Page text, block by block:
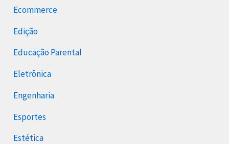
Ecommerce
Edição
Educação Parental
Eletrônica
Engenharia
Esportes
Estética